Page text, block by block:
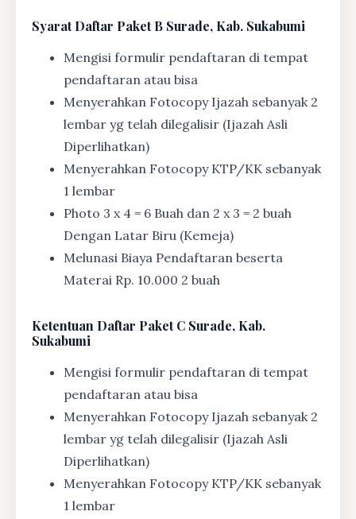
SyaratDaftar Paket B Surade, Kab. Sukabumi
Mengisi formulir pendaftaran di tempat
pendaftaran atau bisa
Menyerahkan Fotocopy Ijazah sebanyak 2
lembar yg telah dilegalisir (Ijazah Asli
Diperlihatkan)
Menyerahkan Fotocopy KTP/KK sebanyak
1 lembar
Photo 3 x 4 = 6 Buah dan 2 x 3 = 2 buah
Dengan Latar Biru (Kemeja)
Melunasi Biaya Pendaftaran beserta
Materai Rp. 10.000 2 buah
Ketentuan Daftar Paket C Surade, Kab.
Sukabumi
Mengisi formulir pendaftaran di tempat
pendaftaran atau bisa
Menyerahkan Fotocopy Ijazah sebanyak 2
lembar yg telah dilegalisir (Ijazah Asli
Diperlihatkan)
Menyerahkan Fotocopy KTP/KK sebanyak
1 lembar